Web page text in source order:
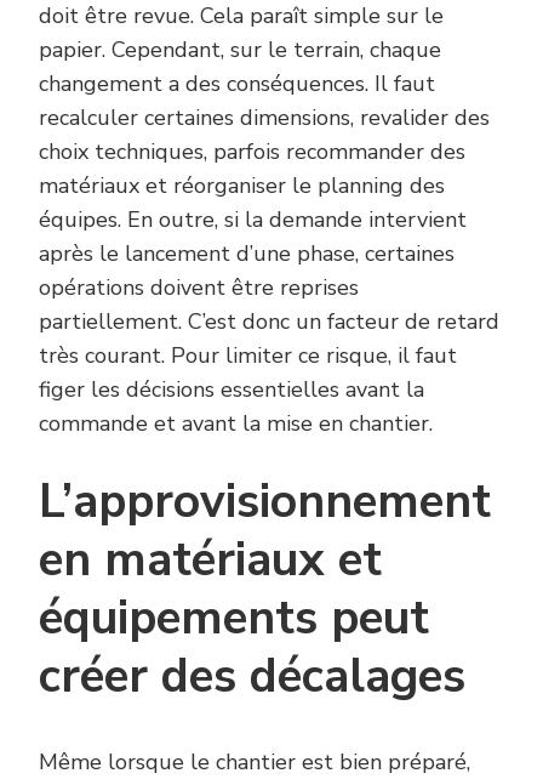
doit être revue. Cela paraît simple sur le
papier. Cependant, sur le terrain, chaque
changement a des conséquences. Il faut
recalculer certaines dimensions, revalider des
choix techniques, parfois recommander des
matériaux et réorganiser le planning des
équipes. En outre, si la demande intervient
après le lancement d’une phase, certaines
opérations doivent être reprises
partiellement. C’est donc un facteur de retard
très courant. Pour limiter ce risque, il faut
figer les décisions essentielles avant la
commande et avant la mise en chantier.
L’approvisionnement
en matériaux et
équipements peut
créer des décalages
Même lorsque le chantier est bien préparé,